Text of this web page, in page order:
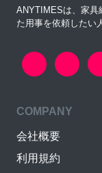
ANYTIMESは、家具
た用事を依頼したい
COMPANY
会社概要
利用規約